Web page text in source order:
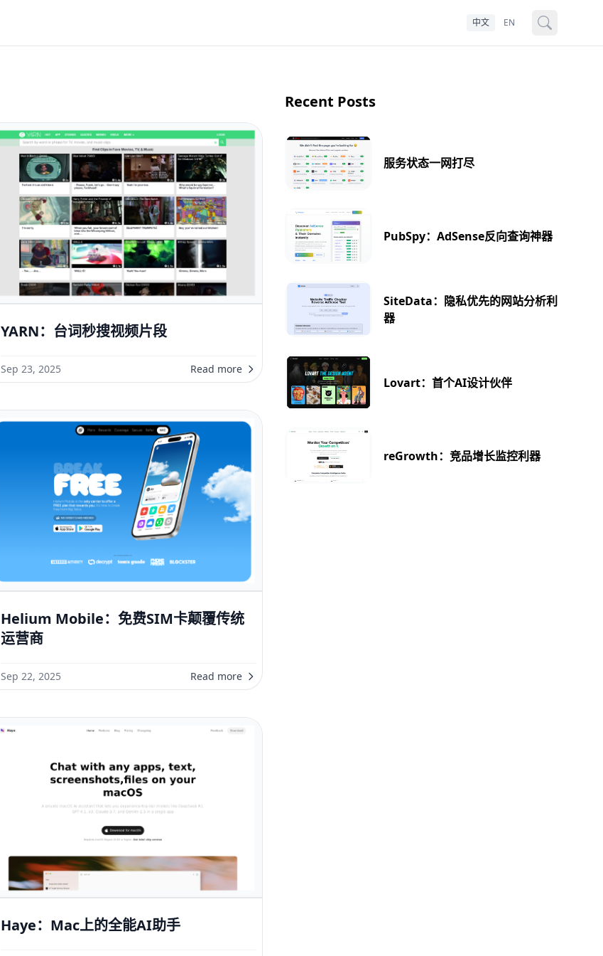
中文 EN
YARN：台词秒搜视频片段
Sep 23, 2025 Read more
Helium Mobile：免费SIM卡颠覆传统
运营商
Sep 22, 2025 Read more
Haye：Mac上的全能AI助手
Recent Posts
服务状态一网打尽
PubSpy：AdSense反向查询神器
SiteData：隐私优先的网站分析利
器
Lovart：首个AI设计伙伴
reGrowth：竞品增长监控利器